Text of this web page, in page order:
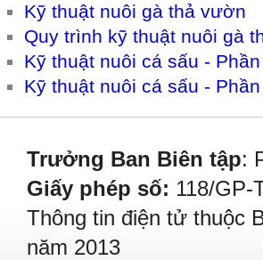
Kỹ thuật nuôi gà thả vườn
Quy trình kỹ thuật nuôi gà
Kỹ thuật nuôi cá sấu -
Kỹ thuật nuôi cá sấu -
Trưởng Ban Biên tập:
Giấy phép số: 118/GP-
Thông tin điện tử thuộc
năm 2013